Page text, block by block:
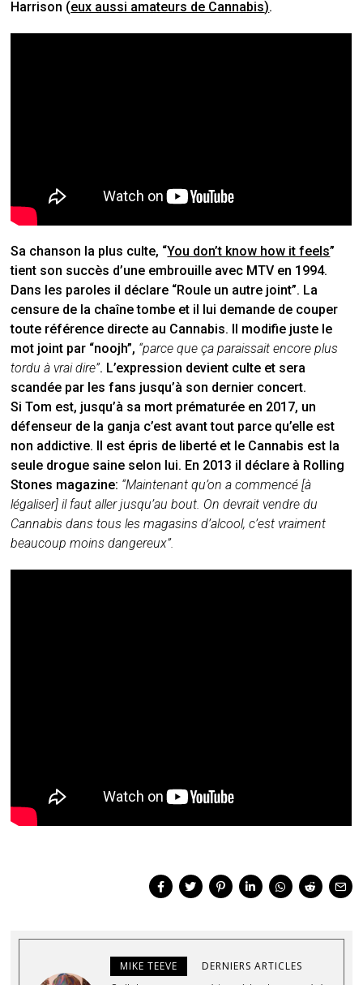
Harrison (eux aussi amateurs de Cannabis).
Sa chanson la plus culte, “You don’t know how it feels”
tient son succès d’une embrouille avec MTV en 1994.
Dans les paroles il déclare “Roule un autre joint”. La
censure de la chaîne tombe et il lui demande de couper
toute référence directe au Cannabis. Il modifie juste le
mot joint par “noojh”, “parce que ça paraissait encore plus
tordu à vrai dire”. L’expression devient culte et sera
scandée par les fans jusqu’à son dernier concert.
Si Tom est, jusqu’à sa mort prématurée en 2017, un
défenseur de la ganja c’est avant tout parce qu’elle est
non addictive. Il est épris de liberté et le Cannabis est la
seule drogue saine selon lui. En 2013 il déclare à Rolling
Stones magazine: “Maintenant qu’on a commencé [à
légaliser] il faut aller jusqu’au bout. On devrait vendre du
Cannabis dans tous les magasins d’alcool, c’est vraiment
beaucoup moins dangereux”.
MIKE TEEVE DERNIERS ARTICLES